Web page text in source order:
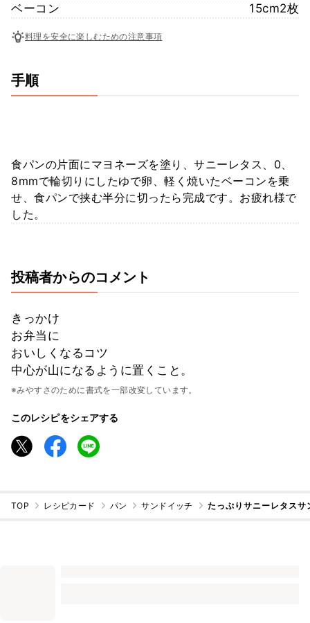
ベーコン
15cm2枚
料理を安全に楽しむための注意事項
手順
食パンの片面にマヨネーズを塗り、サニーレタス、0、
8mmで輪切りにしたゆで卵、軽く焼いたベーコンを乗
せ、食パンで挟む半分に切ったら完成です。お疲れ様で
した。
投稿者からのコメント
きっかけ
お弁当に
おいしくなるコツ
中心が山になるように置くこと。
※みやすさのために書式を一部改変しています。
このレシピをシェアする
TOP レシピカード パン サンドイッチ たっぷりサニーレタス